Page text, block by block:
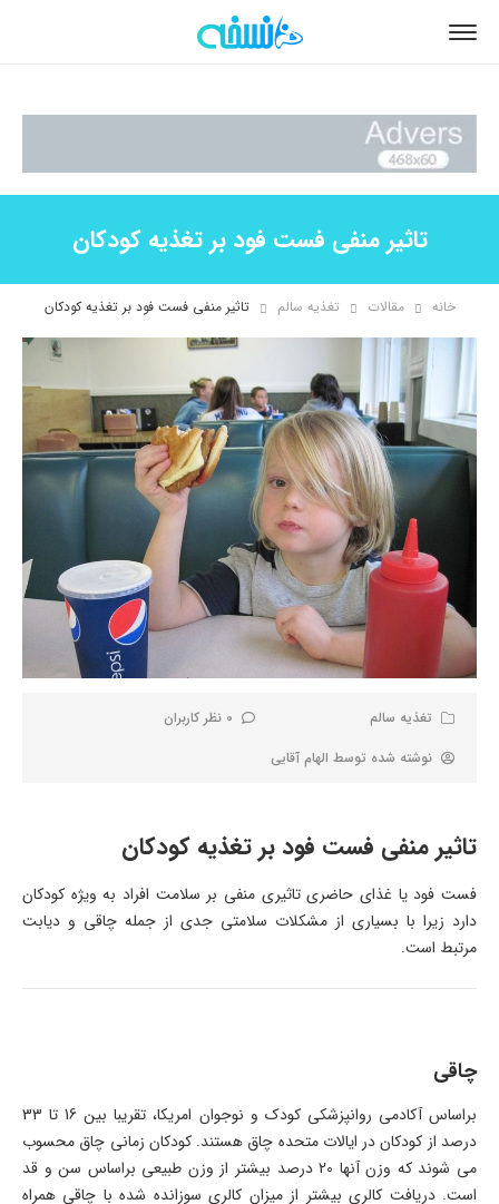
تاثیر منفی فست فود بر تغذیه کودکان
خانه مقالات تغذیه سالم تاثیر منفی فست فود بر تغذیه کودکان
تغذیه سالم
0 نظر کاربران
نوشته شده توسط الهام آقایی
تاثیر منفی فست فود بر تغذیه کودکان
فست فود یا غذای حاضری تاثیری منفی بر سلامت افراد به ویژه کودکان
دارد زیرا با بسیاری از مشکلات سلامتی جدی از جمله چاقی و دیابت
مرتبط است.
چاقی
براساس آکادمی روانپزشکی کودک و نوجوان امریکا، تقریبا بین 16 تا 33
درصد از کودکان در ایالات متحده چاق هستند. کودکان زمانی چاق محسوب
می شوند که وزن آنها 20 درصد بیشتر از وزن طبیعی براساس سن و قد
است. دریافت کالری بیشتر از میزان کالری سوزانده شده با چاقی همراه